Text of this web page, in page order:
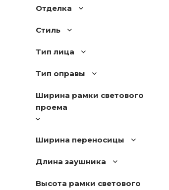
Отделка
Стиль
Тип лица
Тип оправы
Ширина рамки светового
проема
Ширина переносицы
Длина заушника
Высота рамки светового